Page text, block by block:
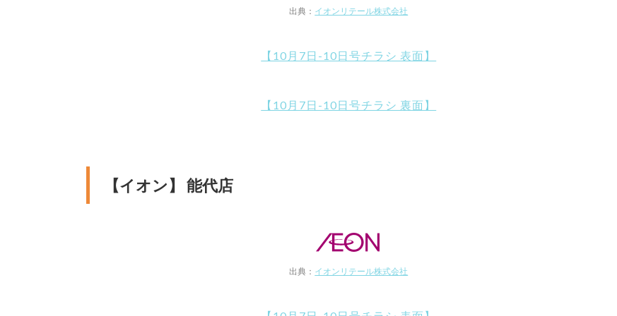
出典： イオンリテール株式会社
【10月7日-10日号チラシ 表面】
【10月7日-10日号チラシ 裏面】
【イオン】 能代店
出典： イオンリテール株式会社